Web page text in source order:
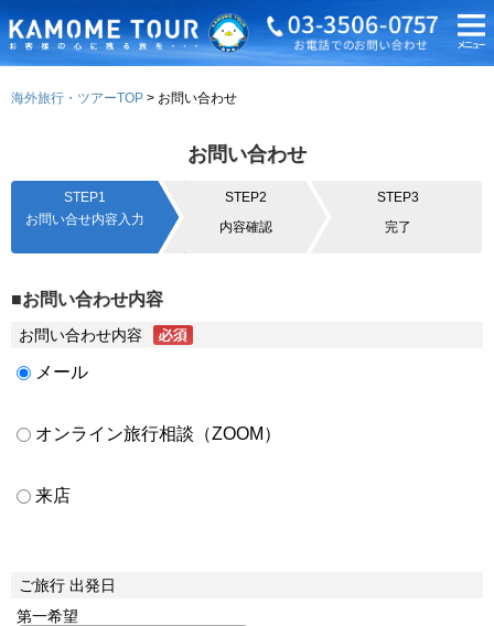
海外旅行・ツアーTOP お問い合わせ
お問い合わせ
STEP1
お問い合せ内容入力
STEP2
内容確認
STEP3
完了
■お問い合わせ内容
お問い合わせ内容
メール
オンライン旅行相談（ZOOM）
来店
ご旅行 出発日
第一希望